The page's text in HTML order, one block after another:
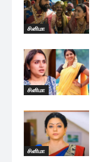
சினிமா
சினிமா
சினிமா